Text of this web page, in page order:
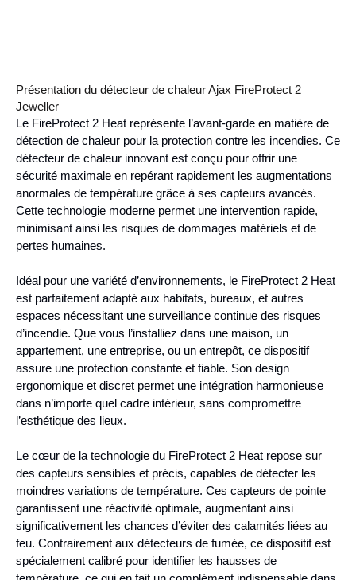
Présentation du détecteur de chaleur Ajax FireProtect 2
Jeweller
Le FireProtect 2 Heat représente l’avant-garde en matière de
détection de chaleur pour la protection contre les incendies. Ce
détecteur de chaleur innovant est conçu pour offrir une
sécurité maximale en repérant rapidement les augmentations
anormales de température grâce à ses capteurs avancés.
Cette technologie moderne permet une intervention rapide,
minimisant ainsi les risques de dommages matériels et de
pertes humaines.
Idéal pour une variété d’environnements, le FireProtect 2 Heat
est parfaitement adapté aux habitats, bureaux, et autres
espaces nécessitant une surveillance continue des risques
d’incendie. Que vous l’installiez dans une maison, un
appartement, une entreprise, ou un entrepôt, ce dispositif
assure une protection constante et fiable. Son design
ergonomique et discret permet une intégration harmonieuse
dans n’importe quel cadre intérieur, sans compromettre
l’esthétique des lieux.
Le cœur de la technologie du FireProtect 2 Heat repose sur
des capteurs sensibles et précis, capables de détecter les
moindres variations de température. Ces capteurs de pointe
garantissent une réactivité optimale, augmentant ainsi
significativement les chances d’éviter des calamités liées au
feu. Contrairement aux détecteurs de fumée, ce dispositif est
spécialement calibré pour identifier les hausses de